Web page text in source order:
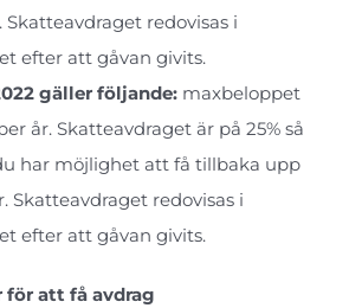
Skatteavdraget redovisas i
efter att gåvan givits.
gäller följande: maxbeloppet
år. Skatteavdraget är på 25% så
har möjlighet att få tillbaka upp
Skatteavdraget redovisas i
efter att gåvan givits.
att få avdrag